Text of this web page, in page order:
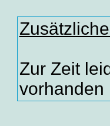
Zur Zeit
vorhanden